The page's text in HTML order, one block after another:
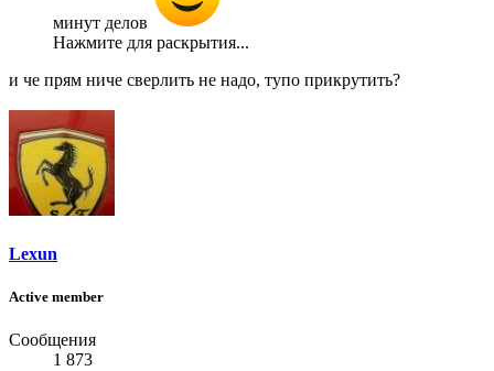
минут делов
Нажмите для раскрытия...
и че прям ниче сверлить не надо, тупо прикрутить?
Lexun
Active member
Сообщения
1 873